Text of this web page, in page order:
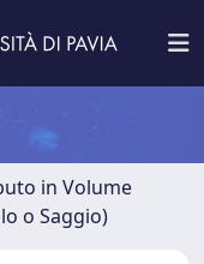
in Volume
o Saggio)